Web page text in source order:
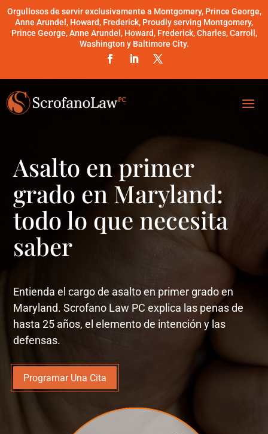
Orgullosos de servir exclusivamente a Montgomery, Prince George,
Anne Arundel, Howard, Frederick, Proudly serving Montgomery,
Prince George, Anne Arundel, Howard, Frederick, Charles, Carroll,
Washington y Baltimore City.
Asalto en primer
grado en Maryland:
todo lo que necesita
saber
Entienda el cargo de asalto en primer grado en
Maryland. Scrofano Law PC explica las penas de
hasta 25 años, el elemento de intención y las
defensas.
Programar Una Cita